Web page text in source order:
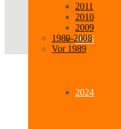
2025
2024
2011
2010
2009
1989-2008
Vor 1989